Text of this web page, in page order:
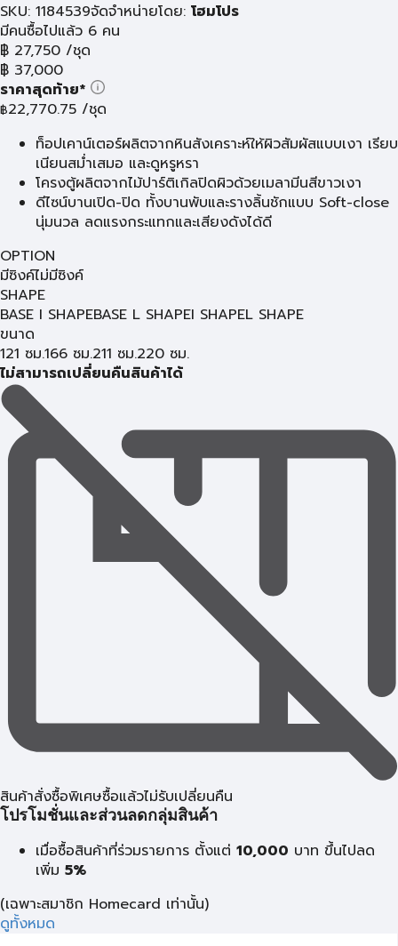
SKU: 1184539จัดจำหน่ายโดย: โฮมโปร
มีคนซื้อไปแล้ว 6 คน
฿ 27,750 /ชุด
฿ 37,000
ราคาสุดท้าย*
฿22,770.75 /ชุด
ท็อปเคาน์เตอร์ผลิตจากหินสังเคราะห์ให้ผิวสัมผัสแบบเงา เรียบ
เนียนสม่ำเสมอ และดูหรูหรา
โครงตู้ผลิตจากไม้ปาร์ติเกิลปิดผิวด้วยเมลามีนสีขาวเงา
ดีไซน์บานเปิด-ปิด ทั้งบานพับและรางลิ้นชักแบบ Soft-close
นุ่มนวล ลดแรงกระแทกและเสียงดังได้ดี
OPTION
มีซิงค์ไม่มีซิงค์
SHAPE
BASE I SHAPEBASE L SHAPEI SHAPEL SHAPE
ขนาด
121 ซม.166 ซม.211 ซม.220 ซม.
ไม่สามารถเปลี่ยนคืนสินค้าได้
สินค้าสั่งซื้อพิเศษซื้อแล้วไม่รับเปลี่ยนคืน
โปรโมชั่นและส่วนลดกลุ่มสินค้า
เมื่อซื้อสินค้าที่ร่วมรายการ ตั้งแต่ 10,000 บาท ขึ้นไปลด
เพิ่ม 5%
(เฉพาะสมาชิก Homecard เท่านั้น)
ดูทั้งหมด